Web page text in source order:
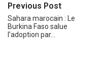
Previous Post
Sahara marocain : Le
Burkina Faso salue
l’adoption par…